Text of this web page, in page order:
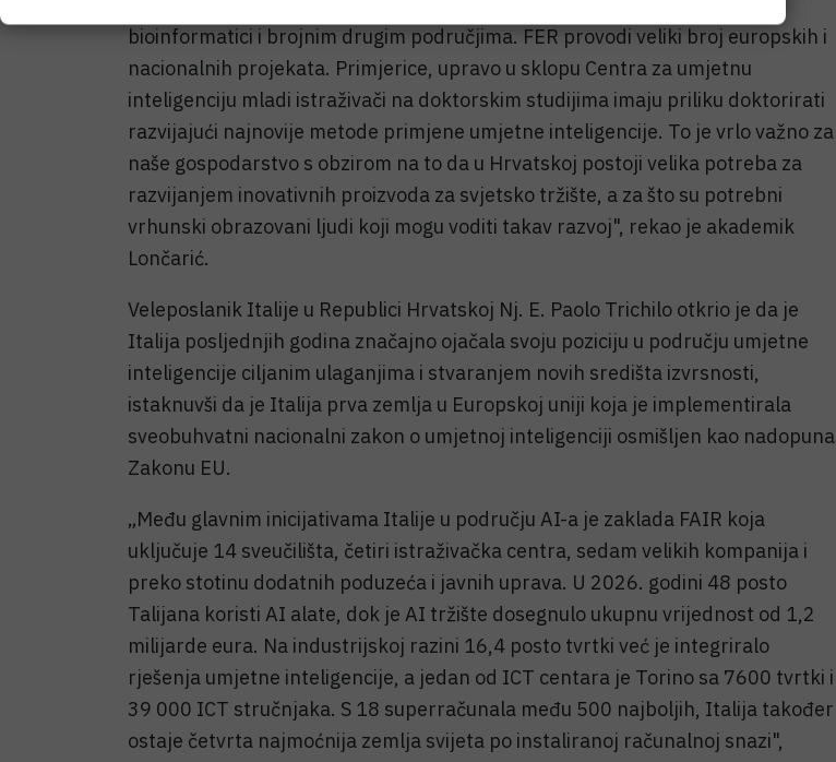
bioinformatici i brojnim drugim područjima. FER provodi veliki broj europskih i
nacionalnih projekata. Primjerice, upravo u sklopu Centra za umjetnu
inteligenciju mladi istraživači na doktorskim studijima imaju priliku doktorirati
razvijajući najnovije metode primjene umjetne inteligencije. To je vrlo važno za
naše gospodarstvo s obzirom na to da u Hrvatskoj postoji velika potreba za
razvijanjem inovativnih proizvoda za svjetsko tržište, a za što su potrebni
vrhunski obrazovani ljudi koji mogu voditi takav razvoj", rekao je akademik
Lončarić.
Veleposlanik Italije u Republici Hrvatskoj Nj. E. Paolo Trichilo otkrio je da je
Italija posljednjih godina značajno ojačala svoju poziciju u području umjetne
inteligencije ciljanim ulaganjima i stvaranjem novih središta izvrsnosti,
istaknuvši da je Italija prva zemlja u Europskoj uniji koja je implementirala
sveobuhvatni nacionalni zakon o umjetnoj inteligenciji osmišljen kao nadopuna
Zakonu EU.
„Među glavnim inicijativama Italije u području AI-a je zaklada FAIR koja
uključuje 14 sveučilišta, četiri istraživačka centra, sedam velikih kompanija i
preko stotinu dodatnih poduzeća i javnih uprava. U 2026. godini 48 posto
Talijana koristi AI alate, dok je AI tržište dosegnulo ukupnu vrijednost od 1,2
milijarde eura. Na industrijskoj razini 16,4 posto tvrtki već je integriralo
rješenja umjetne inteligencije, a jedan od ICT centara je Torino sa 7600 tvrtki i
39 000 ICT stručnjaka. S 18 superračunala među 500 najboljih, Italija također
ostaje četvrta najmoćnija zemlja svijeta po instaliranoj računalnoj snazi",